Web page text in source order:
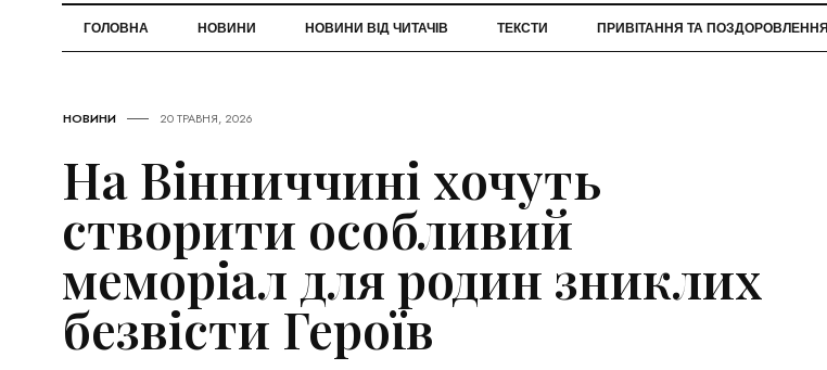
ГОЛОВНА НОВИНИ НОВИНИ ВІД ЧИТАЧІВ ТЕКСТИ ПРИВІТАННЯ ТА ПОЗДОРОВЛЕННЯ
НОВИНИ 20 ТРАВНЯ, 2026
На Вінниччині хочуть
створити особливий
меморіал для родин зниклих
безвісти Героїв